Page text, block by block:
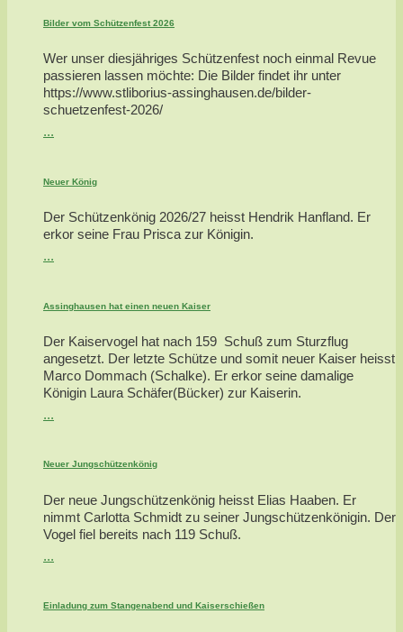
Bilder vom Schützenfest 2026
Wer unser diesjähriges Schützenfest noch einmal Revue
passieren lassen möchte: Die Bilder findet ihr unter
https://www.stliborius-assinghausen.de/bilder-
schuetzenfest-2026/
...
Neuer König
Der Schützenkönig 2026/27 heisst Hendrik Hanfland. Er
erkor seine Frau Prisca zur Königin.
...
Assinghausen hat einen neuen Kaiser
Der Kaiservogel hat nach 159 Schuß zum Sturzflug
angesetzt. Der letzte Schütze und somit neuer Kaiser heisst
Marco Dommach (Schalke). Er erkor seine damalige
Königin Laura Schäfer(Bücker) zur Kaiserin.
...
Neuer Jungschützenkönig
Der neue Jungschützenkönig heisst Elias Haaben. Er
nimmt Carlotta Schmidt zu seiner Jungschützenkönigin. Der
Vogel fiel bereits nach 119 Schuß.
...
Einladung zum Stangenabend und Kaiserschießen